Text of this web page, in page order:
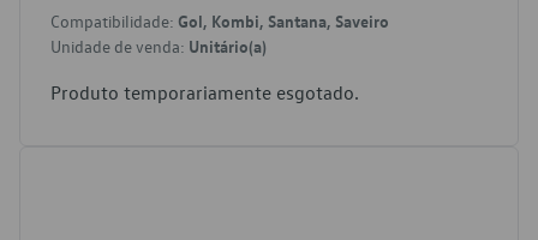
Compatibilidade: Gol, Kombi, Santana, Saveiro
Unidade de venda: Unitário(a)
Produto temporariamente esgotado.